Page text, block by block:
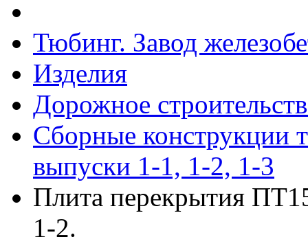
Тюбинг. Завод
Изделия
Дорожное
Сборные конструкции
выпуски 1-1, 1-2, 1-3
Плита перекрытия
1-2.